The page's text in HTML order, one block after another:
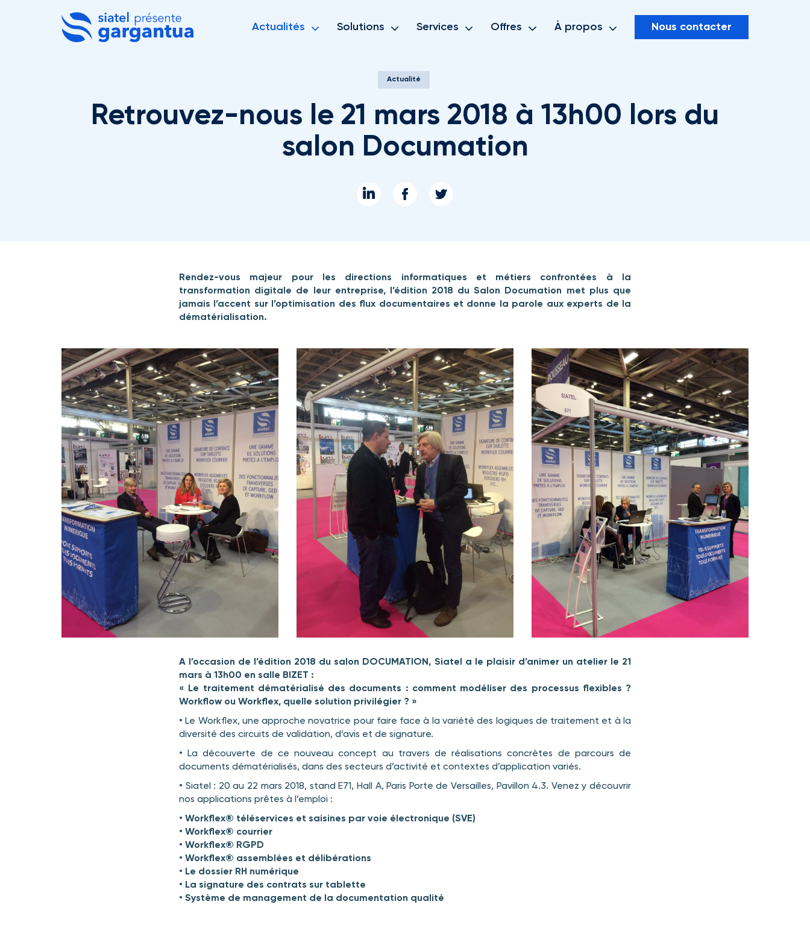
Actualités Solutions Services Offres À propos Nous contacter
Actualité
Retrouvez-nous le 21 mars 2018 à 13h00 lors du
salon Documation
Rendez-vous majeur pour les directions informatiques et métiers confrontées à la
transformation digitale de leur entreprise, l’édition 2018 du Salon Documation met plus que
jamais l’accent sur l’optimisation des flux documentaires et donne la parole aux experts de la
dématérialisation.
A l’occasion de l’édition 2018 du salon DOCUMATION, Siatel a le plaisir d’animer un atelier le 21
mars à 13h00 en salle BIZET :
« Le traitement dématérialisé des documents : comment modéliser des processus flexibles ?
Workflow ou Workflex, quelle solution privilégier ? »
• Le Workflex, une approche novatrice pour faire face à la variété des logiques de traitement et à la
diversité des circuits de validation, d’avis et de signature.
• La découverte de ce nouveau concept au travers de réalisations concrètes de parcours de
documents dématérialisés, dans des secteurs d’activité et contextes d’application variés.
• Siatel : 20 au 22 mars 2018, stand E71, Hall A, Paris Porte de Versailles, Pavillon 4.3. Venez y découvrir
nos applications prêtes à l’emploi :
• Workflex® téléservices et saisines par voie électronique (SVE)
• Workflex® courrier
• Workflex® RGPD
• Workflex® assemblées et délibérations
• Le dossier RH numérique
• La signature des contrats sur tablette
• Système de management de la documentation qualité